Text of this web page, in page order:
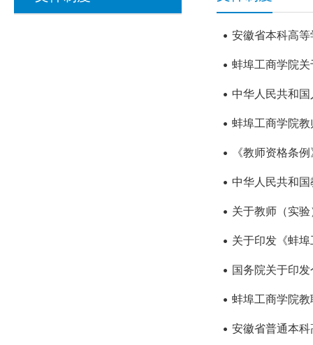
安徽省本科高
蚌埠工商学院
中华人民共和
蚌埠工商学院
《教师资格条
中华人民共和国
关于教师（实
关于印发《蚌
国务院关于印
蚌埠工商学院
安徽省普通本